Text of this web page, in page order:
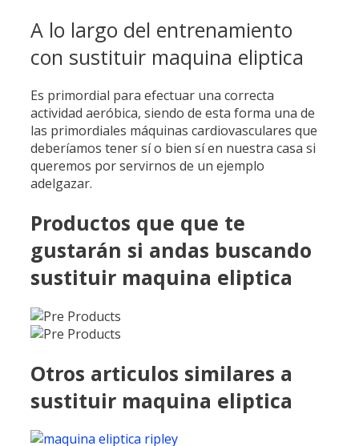
A lo largo del entrenamiento
con sustituir maquina eliptica
Es primordial para efectuar una correcta
actividad aeróbica, siendo de esta forma una de
las primordiales máquinas cardiovasculares que
deberíamos tener sí o bien sí en nuestra casa si
queremos por servirnos de un ejemplo
adelgazar.
Productos que que te
gustarán si andas buscando
sustituir maquina eliptica
Otros articulos similares a
sustituir maquina eliptica